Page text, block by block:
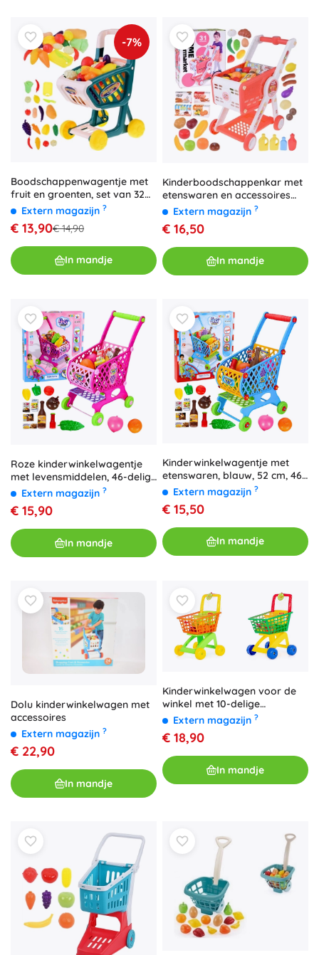
-7%
Boodschappenwagentje met
fruit en groenten, set van 32
stuksExtern magazijn ?
€ 13,90€ 14,90
In mandje
Kinderboodschappenkar met
etenswaren en accessoires
voor winkelspel
Extern magazijn ?
€ 16,50
In mandje
Roze kinderwinkelwagentje
met levensmiddelen, 46-delige
set, 52 cm
Extern magazijn ?
€ 15,90
In mandje
Kinderwinkelwagentje met
etenswaren, blauw, 52 cm, 46
onderdelen
Extern magazijn ?
€ 15,50
In mandje
Dolu kinderwinkelwagen met
accessoires
Extern magazijn ?
€ 22,90
In mandje
Kinderwinkelwagen voor de
winkel met 10-delige
boodschappen set
Extern magazijn ?
€ 18,90
In mandje